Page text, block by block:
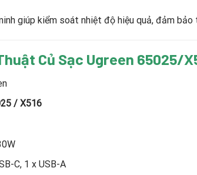
giúp kiểm soát nhiệt độ hiệu quả, đảm
Củ Sạc Ugreen 65025/
/ X516
C, 1 x USB-A